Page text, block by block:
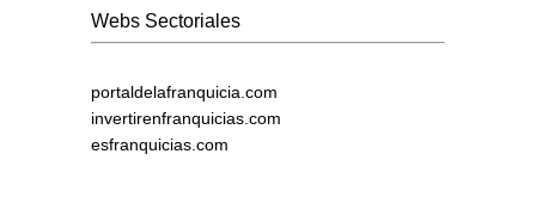
Webs Sectoriales
portaldelafranquicia.com
invertirenfranquicias.com
esfranquicias.com